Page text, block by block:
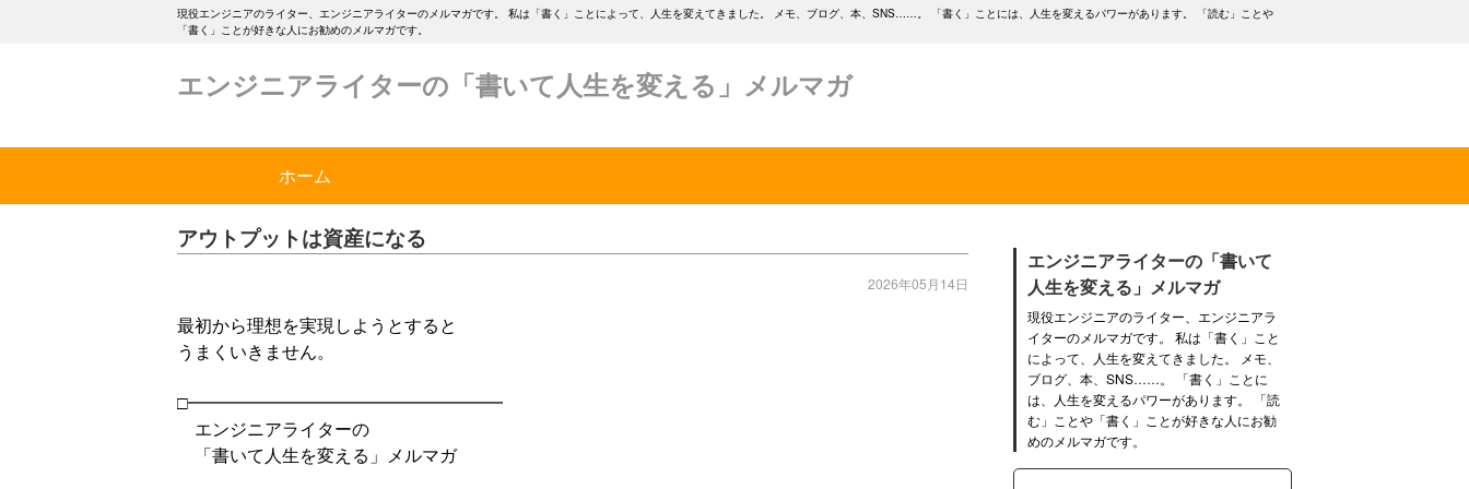
現役エンジニアのライター、エンジニアライターのメルマガです。 私は「書く」ことによって、人生を変えてきました。 メモ、ブログ、本、SNS……。 「書く」ことには、人生を変えるパワーがあります。 「読む」ことや
「書く」ことが好きな人にお勧めのメルマガです。
エンジニアライターの「書いて人生を変える」メルマガ
ホーム
アウトプットは資産になる
2026年05月14日
最初から理想を実現しようとすると
うまくいきません。
□━━━━━━━━━━━━━━━━━━
エンジニアライターの
「書いて人生を変える」メルマガ
エンジニアライターの「書いて
人生を変える」メルマガ
現役エンジニアのライター、エンジニアラ
イターのメルマガです。 私は「書く」こと
によって、人生を変えてきました。 メモ、
ブログ、本、SNS……。 「書く」ことに
は、人生を変えるパワーがあります。 「読
む」ことや「書く」ことが好きな人にお勧
めのメルマガです。